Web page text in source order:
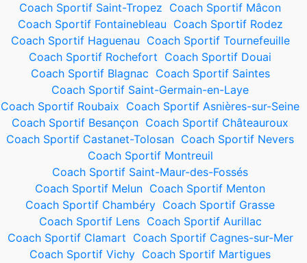
Coach Sportif Saint-Tropez Coach Sportif Mâcon
Coach Sportif Fontainebleau Coach Sportif Rodez
Coach Sportif Haguenau Coach Sportif Tournefeuille
Coach Sportif Rochefort Coach Sportif Douai
Coach Sportif Blagnac Coach Sportif Saintes
Coach Sportif Saint-Germain-en-Laye
Coach Sportif Roubaix Coach Sportif Asnières-sur-Seine
Coach Sportif Besançon Coach Sportif Châteauroux
Coach Sportif Castanet-Tolosan Coach Sportif Nevers
Coach Sportif Montreuil
Coach Sportif Saint-Maur-des-Fossés
Coach Sportif Melun Coach Sportif Menton
Coach Sportif Chambéry Coach Sportif Grasse
Coach Sportif Lens Coach Sportif Aurillac
Coach Sportif Clamart Coach Sportif Cagnes-sur-Mer
Coach Sportif Vichy Coach Sportif Martigues